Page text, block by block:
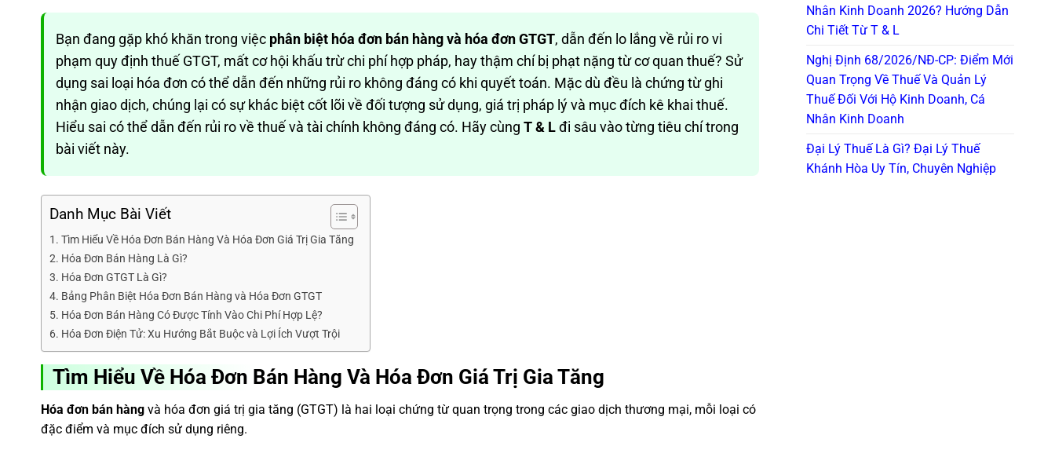
Bạn đang gặp khó khăn trong việc phân biệt hóa đơn bán hàng và hóa đơn GTGT, dẫn đến lo lắng về rủi ro vi
phạm quy định thuế GTGT, mất cơ hội khấu trừ chi phí hợp pháp, hay thậm chí bị phạt nặng từ cơ quan thuế? Sử
dụng sai loại hóa đơn có thể dẫn đến những rủi ro không đáng có khi quyết toán. Mặc dù đều là chứng từ ghi
nhận giao dịch, chúng lại có sự khác biệt cốt lõi về đối tượng sử dụng, giá trị pháp lý và mục đích kê khai thuế.
Hiểu sai có thể dẫn đến rủi ro về thuế và tài chính không đáng có. Hãy cùng T & Lđi sâu vào từng tiêu chí trong
bài viết này.
Danh Mục Bài Viết
Tìm Hiểu Về Hóa Đơn Bán Hàng Và Hóa Đơn Giá Trị Gia Tăng
Hóa Đơn Bán Hàng Là Gì?
Hóa Đơn GTGT Là Gì?
Bảng Phân Biệt Hóa Đơn Bán Hàng và Hóa Đơn GTGT
Hóa Đơn Bán Hàng Có Được Tính Vào Chi Phí Hợp Lệ?
Hóa Đơn Điện Tử: Xu Hướng Bắt Buộc và Lợi Ích Vượt Trội
Tìm Hiểu Về Hóa Đơn Bán Hàng Và Hóa Đơn Giá Trị Gia Tăng
Hóa đơn bán hàng và hóa đơn giá trị gia tăng (GTGT) là hai loại chứng từ quan trọng trong các giao dịch thương mại, mỗi loại có
đặc điểm và mục đích sử dụng riêng.
Nhân Kinh Doanh 2026? Hướng Dẫn
Chi Tiết Từ T & L
Nghị Định 68/2026/NĐ-CP: Điểm Mới
Quan Trọng Về Thuế Và Quản Lý
Thuế Đối Với Hộ Kinh Doanh, Cá
Nhân Kinh Doanh
Đại Lý Thuế Là Gì? Đại Lý Thuế
Khánh Hòa Uy Tín, Chuyên Nghiệp